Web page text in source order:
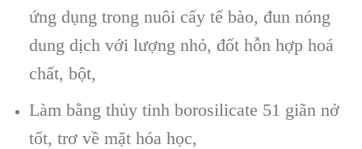
ứng dụng trong nuôi cấy tế bào, đun nóng
dung dịch với lượng nhỏ, đốt hỗn hợp hoá
chất, bột,
Làm bằng thủy tinh borosilicate 51 giãn nở
tốt, trơ về mặt hóa học,